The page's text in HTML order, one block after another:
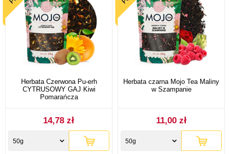
Herbata Czerwona Pu-erh
CYTRUSOWY GAJ Kiwi
Pomarańcza
14,78 zł
50g
Herbata czarna Mojo Tea Maliny
w Szampanie
11,00 zł
50g